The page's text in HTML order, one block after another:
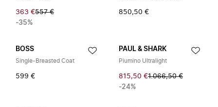
363 €557 €
-35%
850,50 €
BOSS
Single-Breasted Coat
599 €
PAUL & SHARK
Piumino Ultralight
815,50 €1.066,50 €
-24%